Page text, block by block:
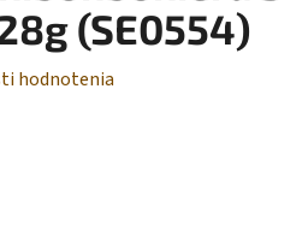
(SE0554)
hodnotenia